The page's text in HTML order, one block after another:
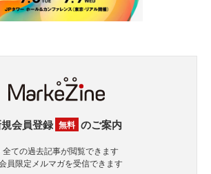
会員登録 無料 のご案内
全ての過去記事が閲覧できます
員限定メルマガを受信できます